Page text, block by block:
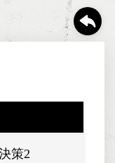
策2